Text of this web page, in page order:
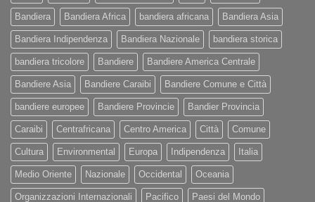
Bandiera Bandiera Africa bandiera africana Bandiera Asia
Bandiera Indipendenza Bandiera Nazionale bandiera storica
bandiera tricolore Bandiere Bandiere America Centrale
Bandiere Asia Bandiere Caraibi Bandiere Comune e Città
bandiere europee Bandiere Provincie Bandier Provincia
Caraibi Centrafricana Centro America Città Comune
Cultura Environmental Europa Indipendenza Italia
Medio Oriente Nazionale Occidental Oceania
Organizzazioni Internazionali Pacifico Paesi del Mondo